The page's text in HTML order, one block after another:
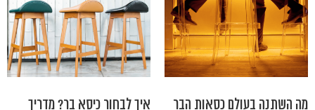
מה השתנה בעולם כסאות הבר
איך לבחור כיסא בר? מדריך